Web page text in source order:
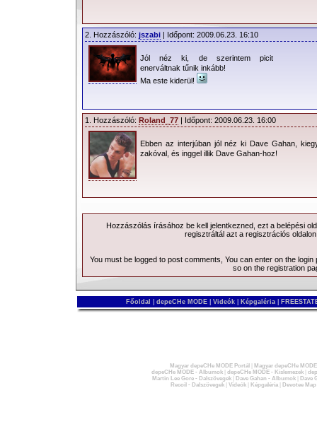
2. Hozzászóló: jszabi | Időpont: 2009.06.23. 16:10
Jól néz ki, de szerintem picit
enerváltnak tűnik inkább!
Ma este kiderül!
1. Hozzászóló: Roland_77 | Időpont: 2009.06.23. 16:00
Ebben az interjúban jól néz ki Dave Gahan,
zakóval, és inggel illik Dave Gahan-hoz!
Hozzászólás írásához be kell jelentkezned, ezt a belépési
regisztráltál azt a regisztrációs
You must be logged to post comments, You can enter on the login
so on the registration
Főoldal depeCHe MODE Videók Képgaléria
Magyar depeCHe MODE Portál
Magyar depeCHe
depeCHe MODE - Albumok| depeCHe MODE - Kislemezek|
Martin Lee Gore - Dalszövegek| Dave Gahan - Albumok|
Dave
Recoil - Dalszövegek| Videók| Képgaléria| Devotee Map